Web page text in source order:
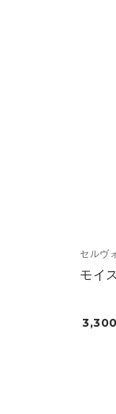
セルヴ
モイ
3,300